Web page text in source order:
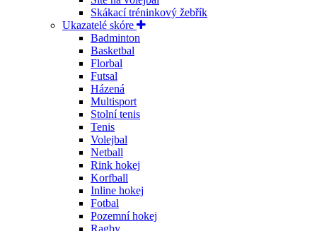
Skákací tréninkový žebřík
Ukazatelé skóre
Badminton
Basketbal
Florbal
Futsal
Házená
Multisport
Stolní tenis
Tenis
Volejbal
Netball
Rink hokej
Korfball
Inline hokej
Fotbal
Pozemní hokej
Ragby